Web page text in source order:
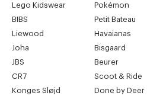
Lego Kidswear
Pokémon
BIBS
Petit Bateau
Liewood
Havaianas
Joha
Bisgaard
JBS
Beurer
CR7
Scoot & Ride
Konges Sløjd
Done by Deer